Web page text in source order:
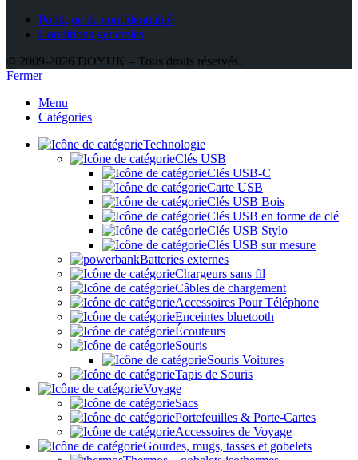
Politique de confidentialité
Conditions générales
© 2009-2026 DOYUK – Tous droits réservés.
Fermer
Menu
Catégories
Technologie
Clés USB
Clés USB-C
Carte USB
Clés USB Bois
Clés USB en forme de clé
Clés USB Stylo
Clés USB sur mesure
Batteries externes
Chargeurs sans fil
Câbles de chargement
Accessoires Pour Téléphone
Enceintes bluetooth
Écouteurs
Souris
Souris Voitures
Tapis de Souris
Voyage
Sacs
Portefeuilles & Porte-Cartes
Accessoires de Voyage
Gourdes, mugs, tasses et gobelets